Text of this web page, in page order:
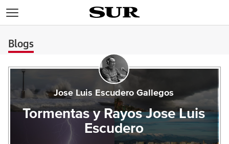
Blogs
Jose Luis Escudero Gallegos
Tormentas y Rayos Jose Luis
Escudero